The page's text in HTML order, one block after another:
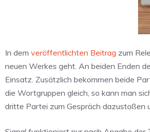
In dem veröffentlichten Beitrag zum
neuen Werkes geht. An beiden Enden
Einsatz. Zusätzlich bekommen beide
die Wortgruppen gleich, so kann man
dritte Partei zum Gespräch dazustoßen